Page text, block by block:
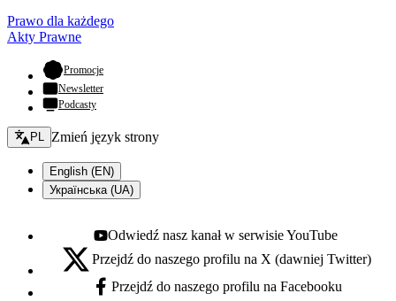
Prawo dla każdego
Akty Prawne
Promocje- otwiera się w nowej karcie
Newsletter
Podcasty
Zmień język - bieżący:
PL Zmień język strony
English (EN)
Українська (UA)
Youtube - otwiera się w nowej karcie
Odwiedź nasz kanał w serwisie YouTube
X - otwiera się w nowej karcie
Przejdź do naszego profilu na X (dawniej Twitter)
Facebook - otwiera się w nowej karcie
Przejdź do naszego profilu na Facebooku